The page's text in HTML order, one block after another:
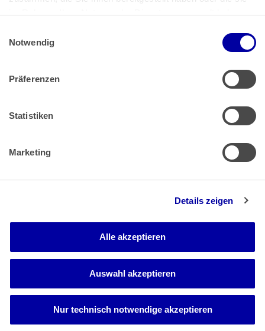
im Rahmen Ihrer Nutzung der Dienste gesammelt haben.
Impressum
Notwendig
Präferenzen
Statistiken
Marketing
Details zeigen
Alle akzeptieren
Auswahl akzeptieren
Nur technisch notwendige akzeptieren
Impressum|Datenschutz
Muster Widerrufsformular (PDF)
Barrierefreiheit